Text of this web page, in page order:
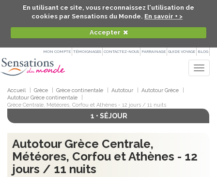
En utilisant ce site, vous reconnaissez l'utilisation de
cookies par Sensations du Monde. En savoir + >
Accepter
MON COMPTE TÉMOIGNAGES CONTACTEZ-NOUS PARRAINAGE GUIDE VOYAGE BLOG
Accueil Grèce Grèce continentale Autotour
Autotour Grèce
Autotour Grèce continentale
Grèce Centrale, Météores, Corfou et Athènes - 12 jours / 11 nuits
1 • SÉJOUR
Autotour Grèce Centrale,
Météores, Corfou et Athènes - 12
jours / 11 nuits